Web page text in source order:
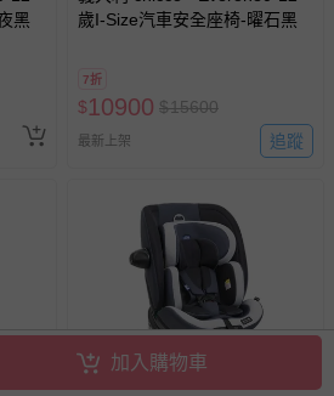
黑
歲I-Size汽車安全座椅-曜石黑
7折
$10900 $15600
最新上架 追蹤
加入購物車